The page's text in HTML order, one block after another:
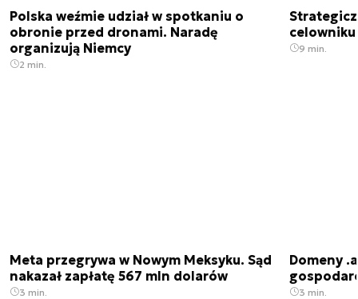
Polska weźmie udział w spotkaniu o
obronie przed dronami. Naradę
organizują Niemcy
2 min.
9 min.
Meta przegrywa w Nowym Meksyku. Sąd
nakazał zapłatę 567 mln dolarów
3 min.
Domeny
3 min.